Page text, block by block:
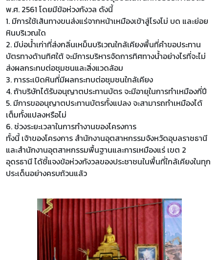
พ.ศ. 2561 โดยมีข้อห่วงกังวล ดังนี้
1. มีการใช้เส้นทางขนส่งแร่จากหน้าเหมืองเข้าสู่โรงโม่ บด และย่อย
หินบริเวณใด
2. มีบ่อน้ำเก่าที่ส่งกลิ่นเหม็นบริเวณใกล้เคียงพื้นที่คำขอประทาน
บัตรทางด้านทิศใต้ จะมีการบริหารจัดการทิศทางน้ำอย่างไรที่จะไม่
ส่งผลกระทบต่อชุมชนและสิ่งแวดล้อม
3. การระเบิดหินที่มีผลกระทบต่อชุมชนใกล้เคียง
4. ถ้าบริษัทได้รับอนุญาตประทานบัตร จะมีอายุในการทำเหมืองกี่ปี
5. มีการขออนุญาตประทานบัตรทั้งแปลง จะสามารถทำเหมืองได้
เต็มทั้งแปลงหรือไม่
6. ช่วงระยะเวลาในการทำงานของโครงการ
ทั้งนี้ เจ้าของโครงการ สำนักงานอุตสาหกรรมจังหวัดอุบลราชธานี
และสำนักงานอุตสาหกรรมพื้นฐานและการเหมืองแร่ เขต 2
อุดรธานี ได้ชี้แจงข้อห่วงกังวลของประชาชนในพื้นที่ใกล้เคียงในทุก
ประเด็นอย่างครบถ้วนแล้ว